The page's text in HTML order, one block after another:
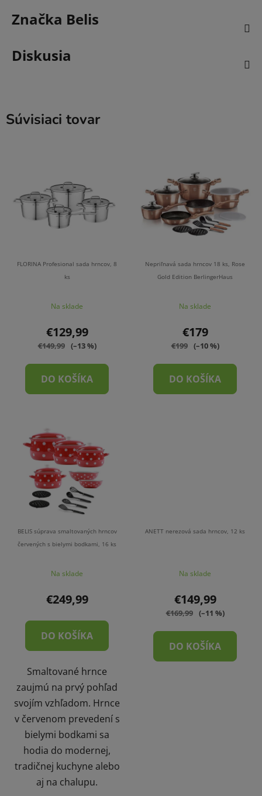
Značka Belis
Diskusia
Súvisiaci tovar
FLORINA Profesional sada hrncov, 8
ks
Na sklade
€129,99
€149,99 (–13 %)
DO KOŠÍKA
Nepriľnavá sada hrncov 18 ks, Rose
Gold Edition BerlingerHaus
Na sklade
€179
€199 (–10 %)
DO KOŠÍKA
BELIS súprava smaltovaných hrncov
červených s bielymi bodkami, 16 ks
Na sklade
€249,99
DO KOŠÍKA
Smaltované hrnce
zaujmú na prvý pohľad
svojím vzhľadom. Hrnce
v červenom prevedení s
bielymi bodkami sa
hodia do modernej,
tradičnej kuchyne alebo
aj na chalupu.
ANETT nerezová sada hrncov, 12 ks
Na sklade
€149,99
€169,99 (–11 %)
DO KOŠÍKA